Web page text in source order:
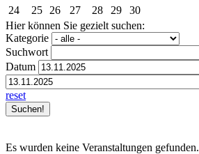
24
25 26 27 28 29
30
Hier können Sie gezielt suchen:
Kategorie
Suchwort
Datum
reset
Es wurden keine Veranstaltungen gefunden.